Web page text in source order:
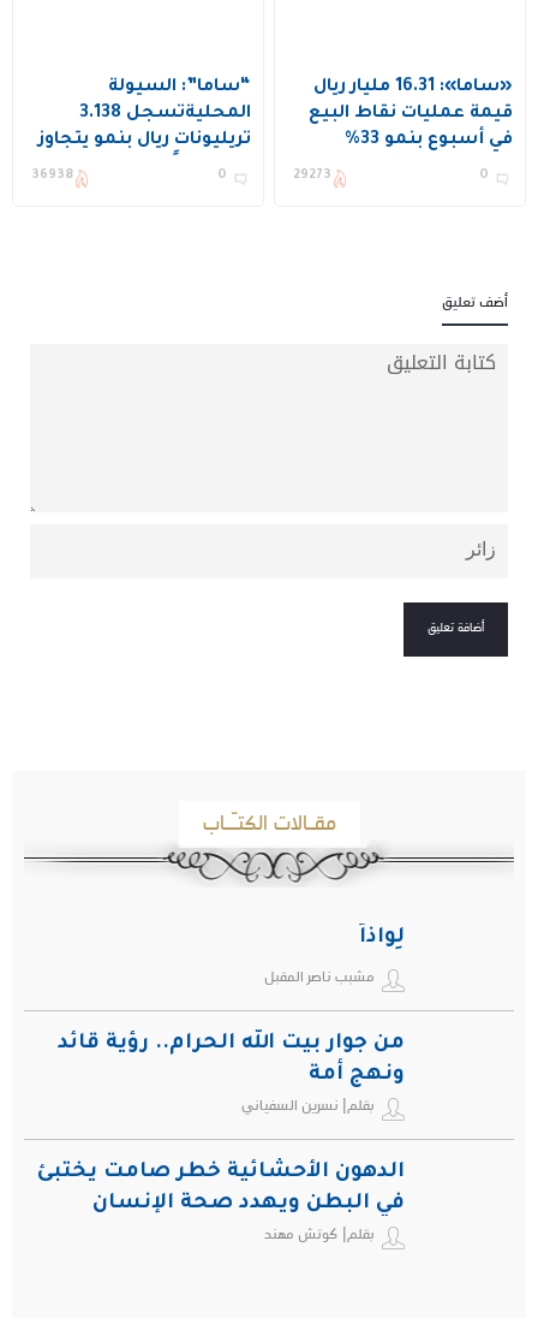
«ساما»: 16.31 مليار ريال
قيمة عمليات نقاط البيع
في أسبوع بنمو 33%
0
29273
“ساما”: السيولة
المحليةتسجل 3.138
تريليونات ريال بنمو يتجاوز
193 ملياراً0
36938
أضف تعليق
مقـالات الكتـّـاب
لِواذاً
مشبب ناصر المقبل
من جوار بيت الله الحرام.. رؤية قائد
ونهج أمة
بقلم| نسرين السفياني
الدهون الأحشائية خطر صامت يختبئ
في البطن ويهدد صحة الإنسان
بقلم| كوتش مهند